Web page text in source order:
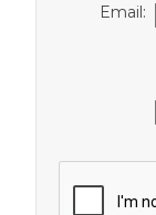
Email: